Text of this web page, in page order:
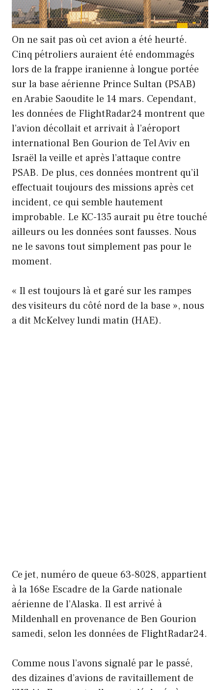
On ne sait pas où cet avion a été heurté.
Cinq pétroliers auraient été endommagés
lors de la frappe iranienne à longue portée
sur la base aérienne Prince Sultan (PSAB)
en Arabie Saoudite le 14 mars. Cependant,
les données de FlightRadar24 montrent que
l’avion décollait et arrivait à l’aéroport
international Ben Gourion de Tel Aviv en
Israël la veille et après l’attaque contre
PSAB. De plus, ces données montrent qu’il
effectuait toujours des missions après cet
incident, ce qui semble hautement
improbable. Le KC-135 aurait pu être touché
ailleurs ou les données sont fausses. Nous
ne le savons tout simplement pas pour le
moment.
« Il est toujours là et garé sur les rampes
des visiteurs du côté nord de la base », nous
a dit McKelvey lundi matin (HAE).
Ce jet, numéro de queue 63-8028, appartient
à la 168e Escadre de la Garde nationale
aérienne de l’Alaska. Il est arrivé à
Mildenhall en provenance de Ben Gourion
samedi, selon les données de FlightRadar24.
Comme nous l’avons signalé par le passé,
des dizaines d’avions de ravitaillement de